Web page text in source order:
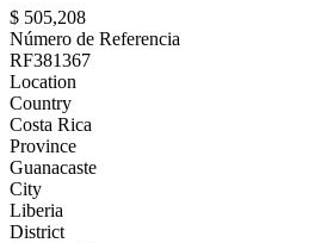
$ 505,208
Número de Referencia
RF381367
Location
Country
Costa Rica
Province
Guanacaste
City
Liberia
District